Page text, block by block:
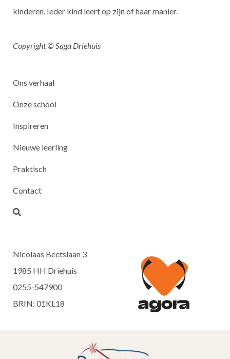
kinderen. Ieder kind leert op zijn of haar manier.
Copyright © Saga Driehuis
Ons verhaal
Onze school
Inspireren
Nieuwe leerling
Praktisch
Contact
Nicolaas Beetslaan 3
1985 HH Driehuis
0255-547900
BRIN: 01KL18